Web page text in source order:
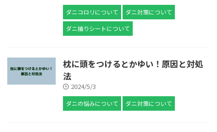
ダニコロリについて
ダニ対策について
ダニ捕りシートについて
枕に頭をつけるとかゆい！原因と対処
法
2024/5/3
ダニの悩みについて ダニ対策について